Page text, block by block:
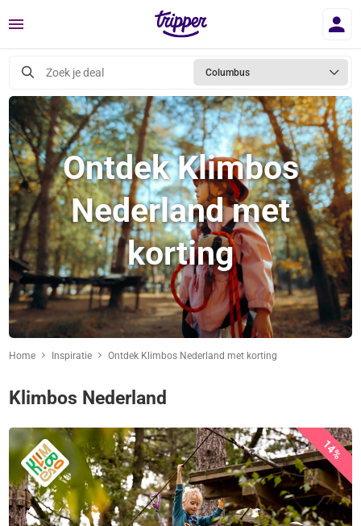
Menu
Zoek je deal Columbus
Ontdek Klimbos
Nederland met
korting
Home Inspiratie Ontdek Klimbos Nederland met korting
Klimbos Nederland
14%